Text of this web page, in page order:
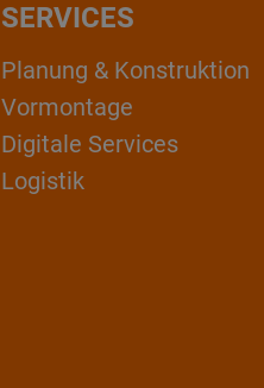
SERVICES
Planung & Konstruktion
Vormontage
Digitale Services
Logistik